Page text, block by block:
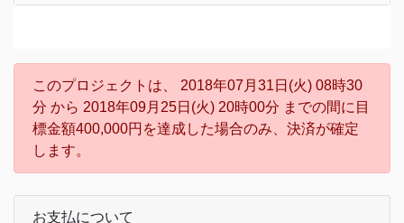
このプロジェクトは、 2018年07月31日(火) 08時30
分 から 2018年09月25日(火) 20時00分 までの間に目
標金額400,000円を達成した場合のみ、決済が確定
します。
お支払について